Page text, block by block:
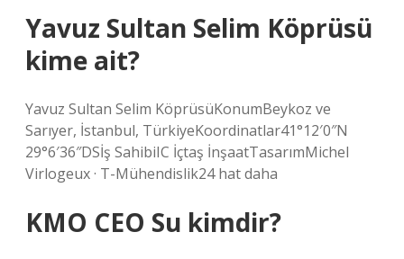
Yavuz Sultan Selim Köprüsü
kime ait?
Yavuz Sultan Selim KöprüsüKonumBeykoz ve
Sarıyer, İstanbul, TürkiyeKoordinatlar41°12′0″N
29°6′36″DSİş SahibiIC İçtaş İnşaatTasarımMichel
Virlogeux · T-Mühendislik24 hat daha
KMO CEO Su kimdir?